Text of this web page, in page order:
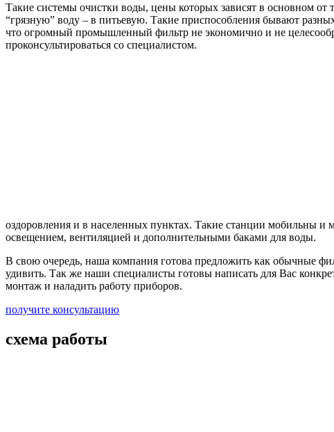
Такие системы очистки воды, цены которых зависят в основном
“грязную” воду – в питьевую. Такие приспособления бывают
что огромный промышленный фильтр не экономично и не
проконсультироваться со специалистом.
оздоровления и в населенных пунктах. Такие станции мобильны и
освещением, вентиляцией и дополнительными баками для воды.
В свою очередь, наша компания готова предложить как обычные
удивить. Так же наши специалисты готовы написать для Вас
монтаж и наладить работу приборов.
получите консультацию
схема работы